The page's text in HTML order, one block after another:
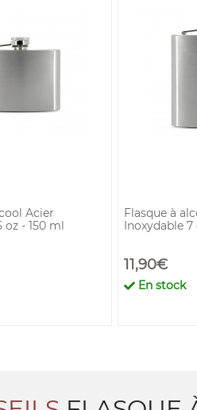
Acier
oz - 150 ml
Flasque à
Inoxydable 7
11,90€
En stock